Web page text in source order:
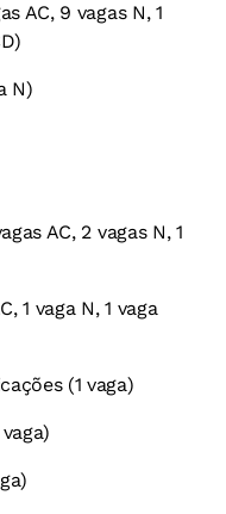
AC, 9 vagas N, 1
N)
AC, 2 vagas N, 1
1 vaga N, 1 vaga
(1 vaga)